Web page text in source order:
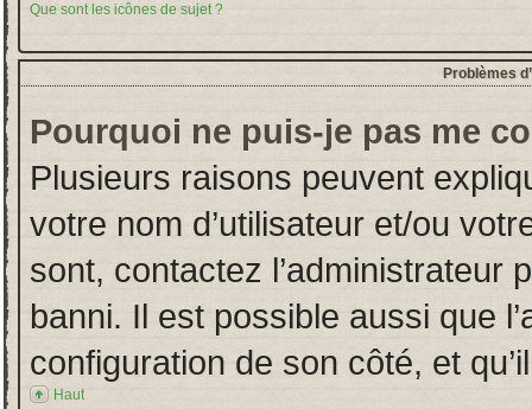
Que sont les icônes de sujet ?
Problèmes
Pourquoi ne puis-je pas me
Plusieurs raisons peuvent
votre nom d’utilisateur et/ou
sont, contactez l’administrateur
banni. Il est possible aussi que
configuration de son côté, et
Haut